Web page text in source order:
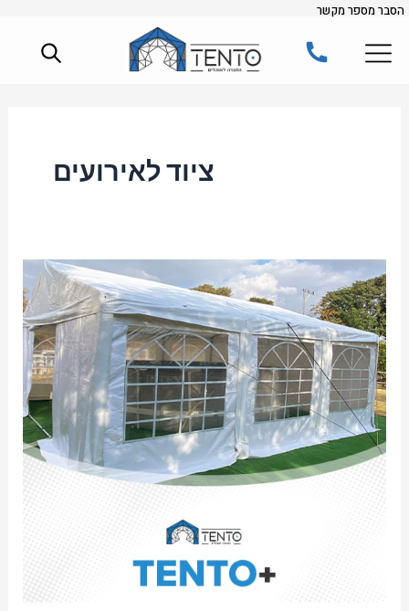
דילוג
לתוכן
הסבר מספר מקשר
ציוד לאירועים
אוהלים
להשכרה:
פתרון
מושלם
לאירועים
בטבע
או
במרחבים
פתוחים